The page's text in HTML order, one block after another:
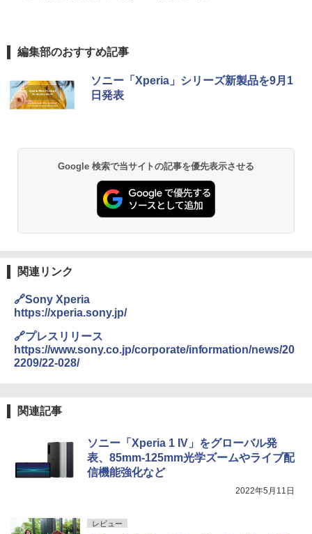
編集部のおすすめ記事
ソニー「Xperia」シリーズ新製品を9月1
日発表
Google 検索で当サイトの記事を優先表示させる
関連リンク
🔗Sony Xperia
https://xperia.sony.jp/
🔗プレスリリース
https://www.sony.co.jp/corporate/information/news/20
2209/22-028/
関連記事
ソニー「Xperia 1 IV」をグローバル発
表、85mm-125mm光学ズームやライブ配
信機能強化など
2022年5月11日
レビュー